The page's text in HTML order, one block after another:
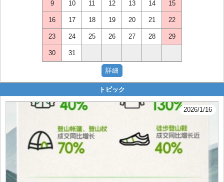
9 10 11 12 13 14 15
16 17 18 19 20 21 22
23 24 25 26 27 28 29
30 31
トピック
2026/1/16